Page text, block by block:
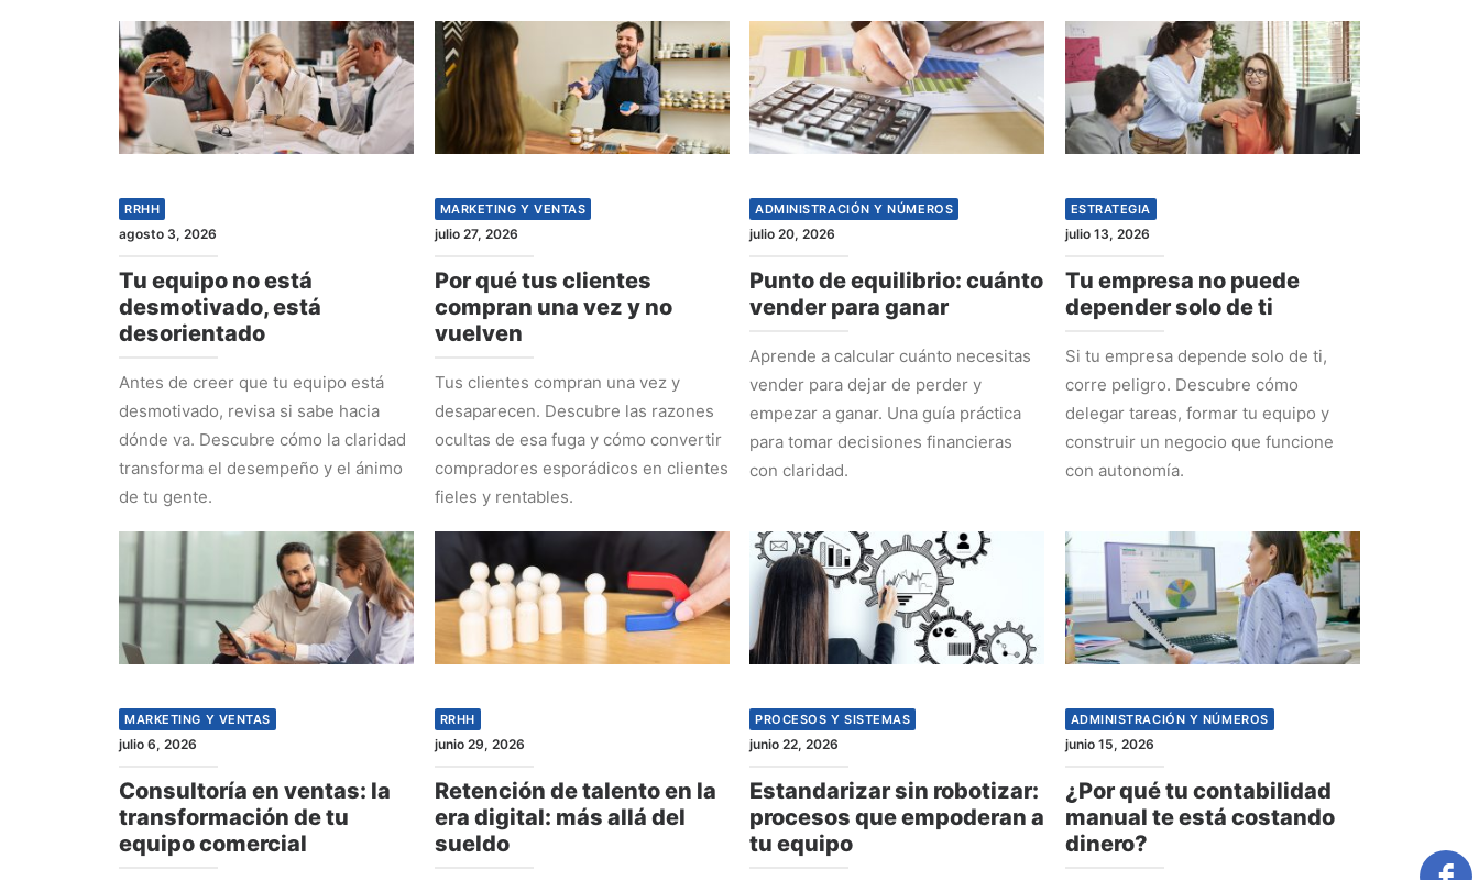
RRHH
agosto 3, 2026
Tu equipo no está
desmotivado, está
desorientado
Antes de creer que tu equipo está
desmotivado, revisa si sabe hacia
dónde va. Descubre cómo la claridad
transforma el desempeño y el ánimo
de tu gente.
MARKETING Y VENTAS
julio 27, 2026
Por qué tus clientes
compran una vez y no
vuelven
Tus clientes compran una vez y
desaparecen. Descubre las razones
ocultas de esa fuga y cómo convertir
compradores esporádicos en clientes
fieles y rentables.
ADMINISTRACIÓN Y NÚMEROS
julio 20, 2026
Punto de equilibrio: cuánto
vender para ganar
Aprende a calcular cuánto necesitas
vender para dejar de perder y
empezar a ganar. Una guía práctica
para tomar decisiones financieras
con claridad.
ESTRATEGIA
julio 13, 2026
Tu empresa no puede
depender solo de ti
Si tu empresa depende solo de ti,
corre peligro. Descubre cómo
delegar tareas, formar tu equipo y
construir un negocio que funcione
con autonomía.
MARKETING Y VENTAS
julio 6, 2026
Consultoría en ventas: la
transformación de tu
equipo comercial
RRHH
junio 29, 2026
Retención de talento en la
era digital: más allá del
sueldo
PROCESOS Y SISTEMAS
junio 22, 2026
Estandarizar sin robotizar:
procesos que empoderan a
tu equipo
ADMINISTRACIÓN Y NÚMEROS
junio 15, 2026
¿Por qué tu contabilidad
manual te está costando
dinero?